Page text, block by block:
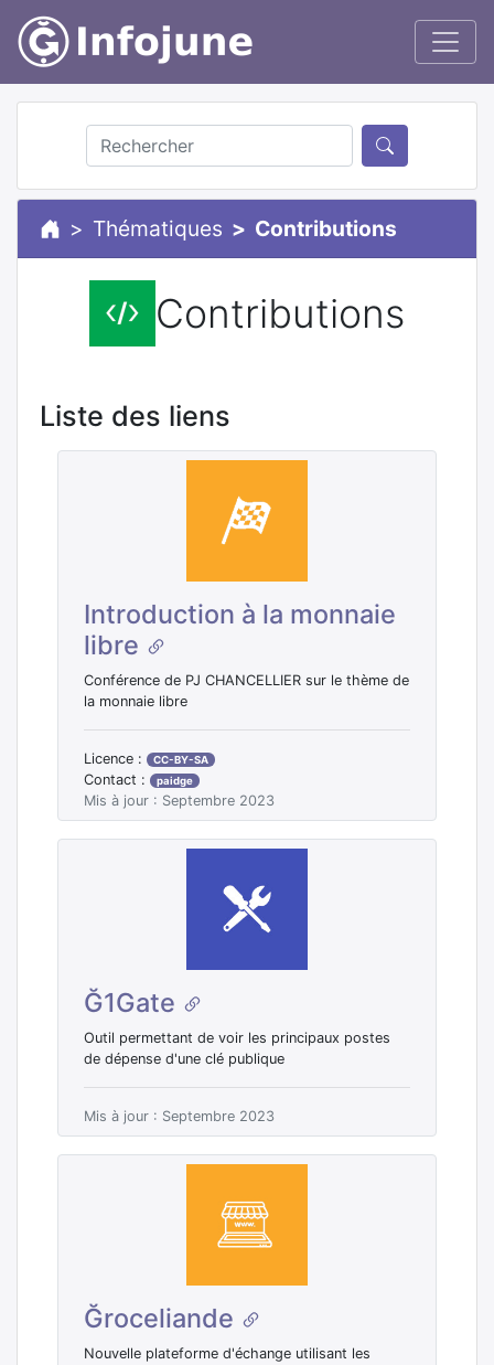
Thématiques Contributions
Contributions
Liste des liens
Introduction à la monnaie
libre
Conférence de PJ CHANCELLIER sur le thème de
la monnaie libre
Licence : CC-BY-SA
Contact : paidge
Mis à jour : Septembre 2023
Ğ1Gate
Outil permettant de voir les principaux postes
de dépense d'une clé publique
Mis à jour : Septembre 2023
Ğroceliande
Nouvelle plateforme d'échange utilisant les